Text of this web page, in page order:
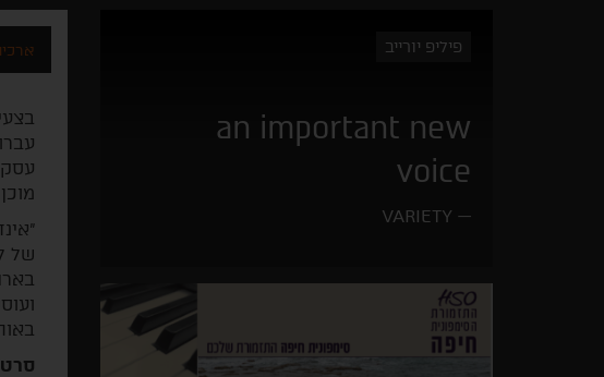
פיליפ יורייב
an important new
voice
VARIETY
של
סרט